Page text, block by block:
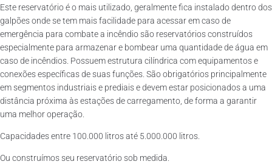
Este reservatório é o mais utilizado, geralmente fica instalado dentro dos
galpões onde se tem mais facilidade para acessar em caso de
emergência para combate a incêndio são reservatórios construídos
especialmente para armazenar e bombear uma quantidade de água em
caso de incêndios. Possuem estrutura cilíndrica com equipamentos e
conexões específicas de suas funções. São obrigatórios principalmente
em segmentos industriais e prediais e devem estar posicionados a uma
distância próxima às estações de carregamento, de forma a garantir
uma melhor operação.
Capacidades entre 100.000 litros até 5.000.000 litros.
Ou construímos seu reservatório sob medida.